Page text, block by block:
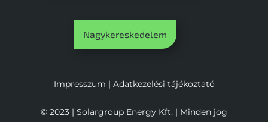
Nagykereskedelem
Impresszum | Adatkezelési tájékoztató
© 2023 | Solargroup Energy Kft. | Minden jog